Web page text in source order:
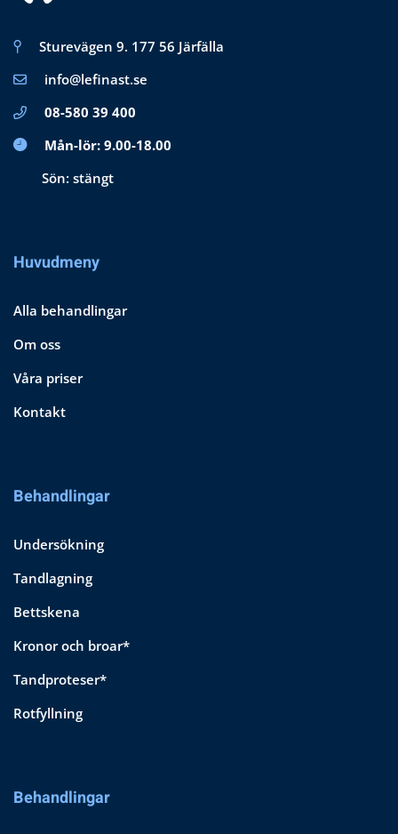
Sturevägen 9. 177 56 Järfälla
info@lefinast.se
08-580 39 400
Mån-lör: 9.00-18.00
Sön: stängt
Huvudmeny
Alla behandlingar
Om oss
Våra priser
Kontakt
Behandlingar
Undersökning
Tandlagning
Bettskena
Kronor och broar*
Tandproteser*
Rotfyllning
Behandlingar